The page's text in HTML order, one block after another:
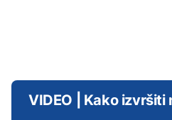
VIDEO | Kako izvršiti